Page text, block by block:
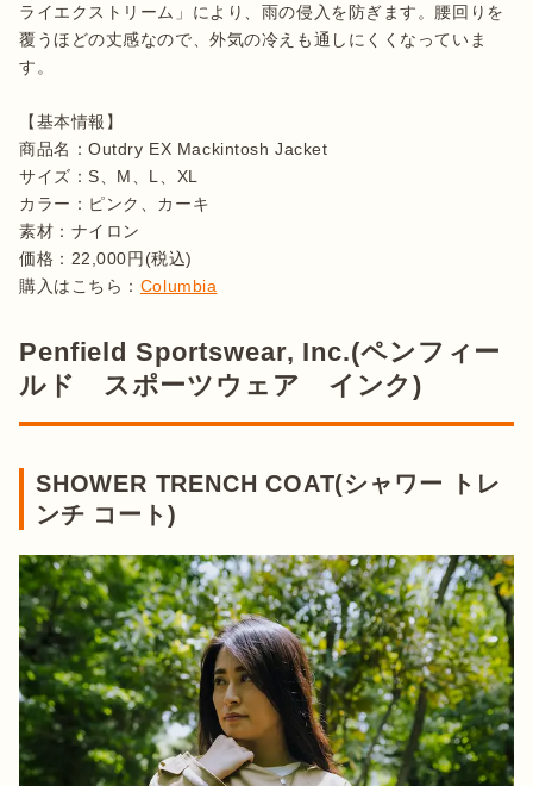
ライエクストリーム」により、雨の侵入を防ぎます。腰回りを
覆うほどの丈感なので、外気の冷えも通しにくくなっていま
す。
【基本情報】
商品名：Outdry EX Mackintosh Jacket
サイズ：S、M、L、XL
カラー：ピンク、カーキ
素材：ナイロン
価格：22,000円(税込)
購入はこちら： Columbia
Penfield Sportswear, Inc.(ペンフィー
ルド スポーツウェア インク)
SHOWER TRENCH COAT(シャワー トレ
ンチ コート)